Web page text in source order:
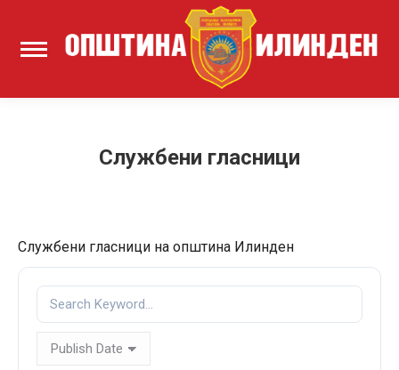
Службени гласници
Службени гласници на општина Илинден